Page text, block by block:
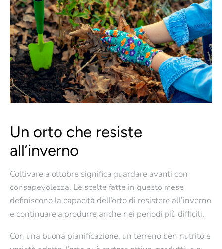
Un orto che resiste
all’inverno
Coltivare a ottobre significa guardare avanti con
consapevolezza. Le scelte fatte in questo mese
definiscono la capacità dell’orto di resistere all’inverno
e continuare a produrre anche nei periodi più difficili.
Con una buona pianificazione, un terreno ben nutrito e